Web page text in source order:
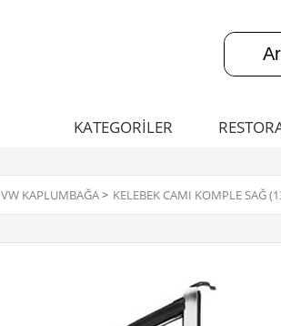
KATEGORİLER
VW KAPLUMBAĞA> KELEBEK CAMI KOMPLE SAĞ